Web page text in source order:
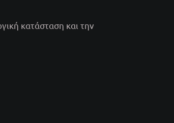
κατάσταση και την